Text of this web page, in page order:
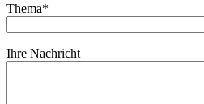
Thema*
Ihre Nachricht